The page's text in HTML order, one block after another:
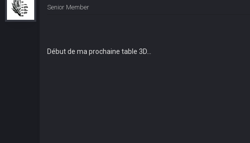
Senior Member
Début de ma prochaine table 3D...